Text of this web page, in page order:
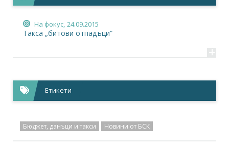
На фокус, 24.09.2015
Такса „битови отпадъци“
+
Етикети
Бюджет, данъци и такси Новини от БСК